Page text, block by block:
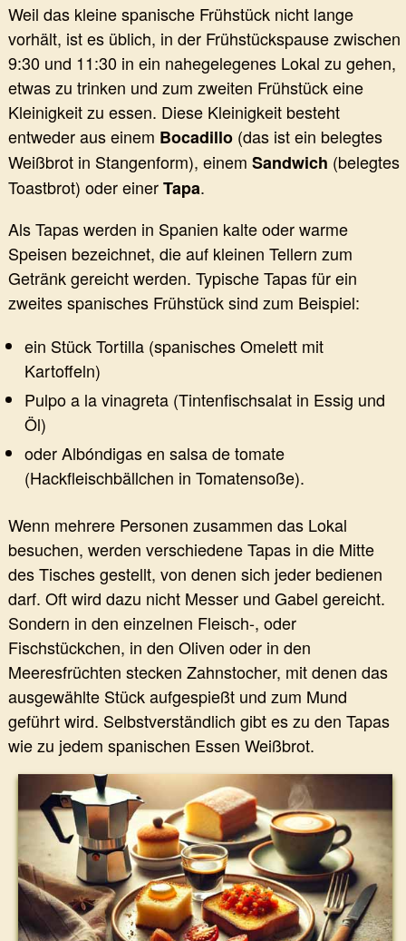
Weil das kleine spanische Frühstück nicht lange
vorhält, ist es üblich, in der Frühstückspause zwischen
9:30 und 11:30 in ein nahegelegenes Lokal zu gehen,
etwas zu trinken und zum zweiten Frühstück eine
Kleinigkeit zu essen. Diese Kleinigkeit besteht
entweder aus einem Bocadillo(das ist ein belegtes
Weißbrot in Stangenform), einem Sandwich (belegtes
Toastbrot) oder einerTapa.
Als Tapas werden in Spanien kalte oder warme
Speisen bezeichnet, die auf kleinen Tellern zum
Getränk gereicht werden. Typische Tapas für ein
zweites spanisches Frühstück sind zum Beispiel:
ein Stück Tortilla (spanisches Omelett mit
Kartoffeln)
Pulpo a la vinagreta (Tintenfischsalat in Essig und
Öl)
oder Albóndigas en salsa de tomate
(Hackfleischbällchen in Tomatensoße).
Wenn mehrere Personen zusammen das Lokal
besuchen, werden verschiedene Tapas in die Mitte
des Tisches gestellt, von denen sich jeder bedienen
darf. Oft wird dazu nicht Messer und Gabel gereicht.
Sondern in den einzelnen Fleisch-, oder
Fischstückchen, in den Oliven oder in den
Meeresfrüchten stecken Zahnstocher, mit denen das
ausgewählte Stück aufgespießt und zum Mund
geführt wird. Selbstverständlich gibt es zu den Tapas
wie zu jedem spanischen Essen Weißbrot.